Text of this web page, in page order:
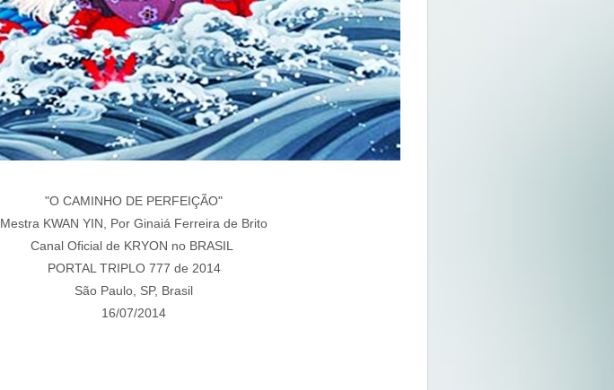
"O CAMINHO DE PERFEIÇÃO"
Mestra KWAN YIN, Por Ginaiá Ferreira de Brito
Canal Oficial de KRYON no BRASIL
PORTAL TRIPLO 777 de 2014
São Paulo, SP, Brasil
16/07/2014